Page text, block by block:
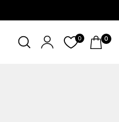
0 0